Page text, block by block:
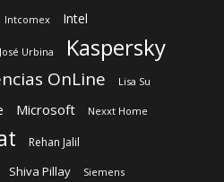
Intcomex Intel
José Urbina Kaspersky
OnLine Lisa Su
Microsoft Nexxt Home
Rehan Jalil
Shiva Pillay Siemens